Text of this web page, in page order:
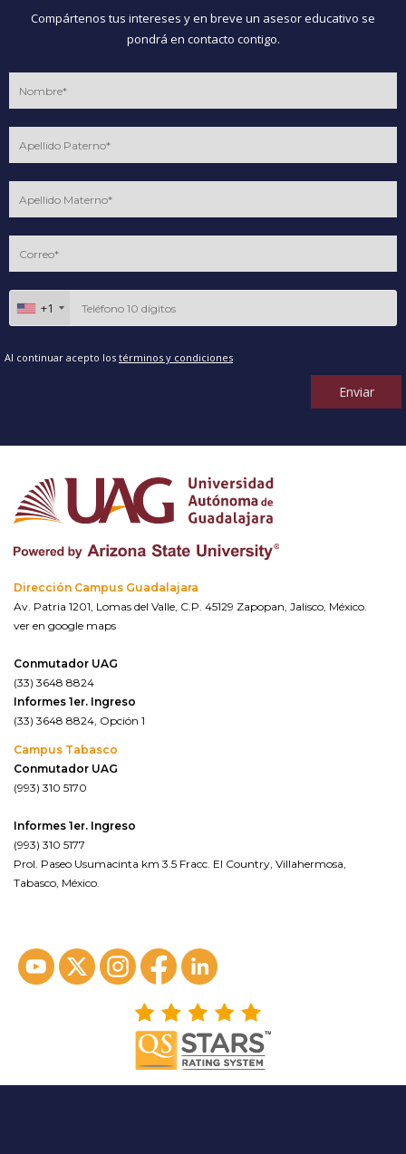
Compártenos tus intereses y en breve un asesor educativo se
pondrá en contacto contigo.
+1
Al continuar acepto los términos y condiciones
Enviar
Dirección Campus Guadalajara
Av. Patria 1201, Lomas del Valle, C.P. 45129 Zapopan, Jalisco, México.
ver en google maps
Conmutador UAG
(33) 3648 8824
Informes 1er. Ingreso
(33) 3648 8824, Opción 1
Campus Tabasco
Conmutador UAG
(993) 310 5170
Informes 1er. Ingreso
(993) 310 5177
Prol. Paseo Usumacinta km 3.5 Fracc. El Country, Villahermosa,
Tabasco, México.